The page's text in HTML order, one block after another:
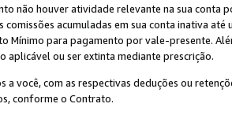
não houver atividade relevante na sua conta
comissões acumuladas em sua conta inativa
Mínimo para pagamento por vale-presente.
aplicável ou ser extinta mediante prescrição.
a você, com as respectivas deduções ou
conforme o Contrato.